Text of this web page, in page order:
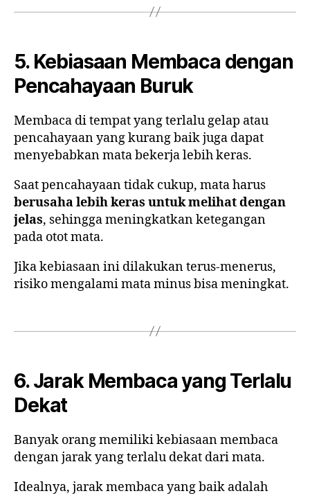
5. Kebiasaan Membaca dengan
Pencahayaan Buruk
Membaca di tempat yang terlalu gelap atau
pencahayaan yang kurang baik juga dapat
menyebabkan mata bekerja lebih keras.
Saat pencahayaan tidak cukup, mata harus
berusaha lebih keras untuk melihat dengan
jelas, sehingga meningkatkan ketegangan
pada otot mata.
Jika kebiasaan ini dilakukan terus-menerus,
risiko mengalami mata minus bisa meningkat.
6. Jarak Membaca yang Terlalu
Dekat
Banyak orang memiliki kebiasaan membaca
dengan jarak yang terlalu dekat dari mata.
Idealnya, jarak membaca yang baik adalah